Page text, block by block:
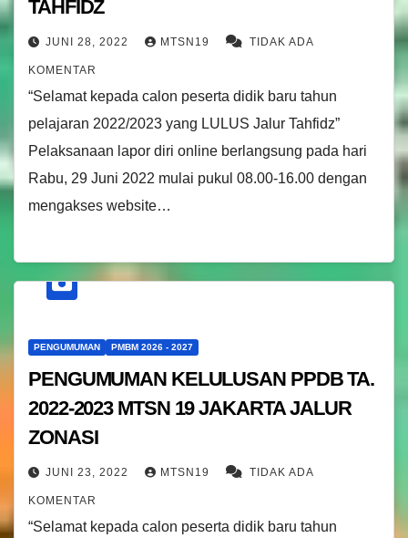
TAHFIDZ
JUNI 28, 2022 MTSN19 TIDAK ADA
KOMENTAR
“Selamat kepada calon peserta didik baru tahun
pelajaran 2022/2023 yang LULUS Jalur Tahfidz”
Pelaksanaan lapor diri online berlangsung pada hari
Rabu, 29 Juni 2022 mulai pukul 08.00-16.00 dengan
mengakses website…
PENGUMUMAN PMBM 2026 - 2027
PENGUMUMAN KELULUSAN PPDB TA.
2022-2023 MTSN 19 JAKARTA JALUR
ZONASI
JUNI 23, 2022 MTSN19 TIDAK ADA
KOMENTAR
“Selamat kepada calon peserta didik baru tahun